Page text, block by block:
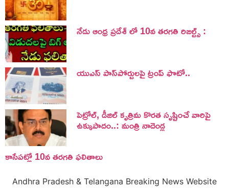
నేడు ఆంధ్ర ప్రదేశ్ లో 10వ తరగతి రిజల్ట్స్ :
యుఎస్ పాస్‌పోర్టులపై ట్రంప్‌ ఫొటో..
పెట్రోల్, డీజిల్ కృత్రిమ కొరత సృష్టించే వారిపై
ఉక్కుపాదం..: మంత్రి నాదెండ్ల
కాసేపట్లో 10వ తరగతి ఫలితాలు
Andhra Pradesh & Telangana Breaking News Website